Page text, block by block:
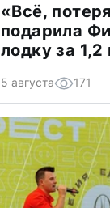
«Всё,
подарила
лодку за
5 августа 171